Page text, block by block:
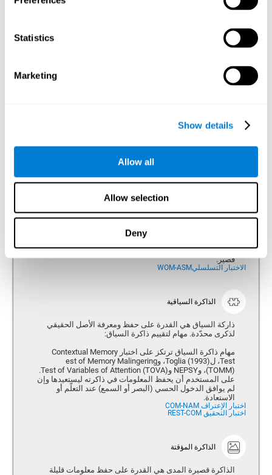
Statistics
Marketing
Show details
Allow all
Allow selection
Deny
تسمح لنا الذاكرة حفظ تمثّل العلم في دماغنا وحفظ أحداث ماضية
لاستعمالها في المستقبل. التعلّقم معالجة جوهرية للذاكرة، بما أنّه يمسح
إضافة معلومات جديدة أو تغيير المعلومات الموجودة. بعد تخزين المعلومات،
الذاكرة الصوتية قصيرة المدى
الذاكرة الصوتية قصيرة المدى هي القدرة على حفظ
المعلومات الصوتية من البيئة خلال وقت قصير. مهمّة لتقييم
Learning Test (RAVLT. علينا أن نحفظ المعلومات خلال وقت
قصير.
الاختبار التسلسليWOM-ASM
الذاكرة السياقية
ذاركة السياق هي القدرة على حفظ ومعرفة الأصل الحقيقي
لذكرى محدّدة. مهام لتقييم ذاكرة السياق:
مهام ذاكرة السياق ترتكز على اختبار Contextual Memory
Test، ل(Toglia (1993، وest of Memory Malingering
(TOMM)، وNEPSY و(Test of Variables of Attention (TOVA.
على المستخدم أن يحفظ المعلومات في ذاكرته ليستعيدها وإن
لم يوافق الدخول الحسي (البصر أو السمع) عند التعلّم أو
الاستعادة.
اختبار الإعتراف COM-NAM
اختبار التحقيق REST-COM
الذاكرة المؤقتة
الذاكرة قصيرة المدى هي القدرة على حفظ معلومات قليلة